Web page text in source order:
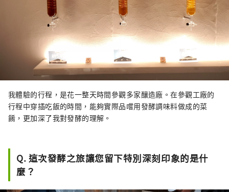
我體驗的行程，是花一整天時間參觀多家釀造廠。在參觀工廠的
行程中穿插吃飯的時間，能夠實際品嚐用發酵調味料做成的菜
餚，更加深了我對發酵的理解。
Q. 這次發酵之旅讓您留下特別深刻印象的是什
麼？